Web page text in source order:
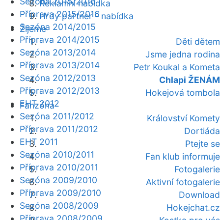
Reklamní nabídka
Hrdý partner - nabídka
Žijeme
Děti dětem
Jsme jedna rodina
Petr Koukal a Kometa
Chlapi ŽENÁM
Hokejová tombola
Fanzóna
Království Komety
Dortiáda
Ptejte se
Fan klub informuje
Fotogalerie
Aktivní fotogalerie
Download
Hokejchat.cz
Příprava 2015/2016
Sezóna 2014/2015
Příprava 2014/2015
Sezóna 2013/2014
Příprava 2013/2014
Sezóna 2012/2013
Příprava 2012/2013
EHT 2012
Sezóna 2011/2012
Příprava 2011/2012
EHT 2011
Sezóna 2010/2011
Příprava 2010/2011
Sezóna 2009/2010
Příprava 2009/2010
Sezóna 2008/2009